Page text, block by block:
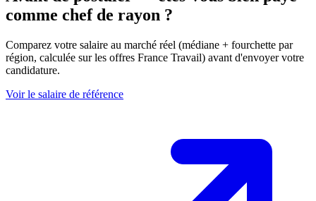
comme chef de rayon ?
Comparez votre salaire au marché réel (médiane + fourchette par
région, calculée sur les offres France Travail) avant d'envoyer votre
candidature.
Voir le salaire de référence